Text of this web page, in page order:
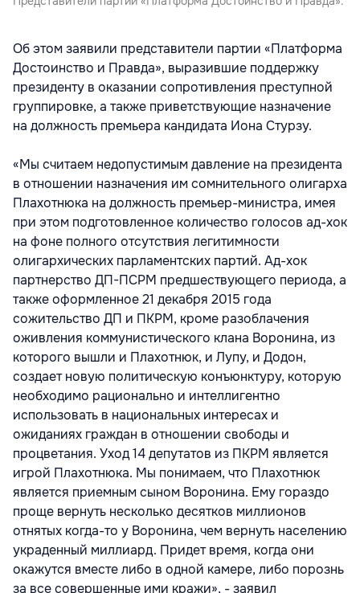
Об этом заявили представители партии «Платформа
Достоинство и Правда», выразившие поддержку
президенту в оказании сопротивления преступной
группировке, а также приветствующие назначение
на должность премьера кандидата Иона Стурзу.
«Мы считаем недопустимым давление на президента
в отношении назначения им сомнительного олигарха
Плахотнюка на должность премьер-министра, имея
при этом подготовленное количество голосов ад-хок
на фоне полного отсутствия легитимности
олигархических парламентских партий. Ад-хок
партнерство ДП-ПСРМ предшествующего периода, а
также оформленное 21 декабря 2015 года
сожительство ДП и ПКРМ, кроме разоблачения
оживления коммунистического клана Воронина, из
которого вышли и Плахотнюк, и Лупу, и Додон,
создает новую политическую конъюнктуру, которую
необходимо рационально и интеллигентно
использовать в национальных интересах и
ожиданиях граждан в отношении свободы и
процветания. Уход 14 депутатов из ПКРМ является
игрой Плахотнюка. Мы понимаем, что Плахотнюк
является приемным сыном Воронина. Ему гораздо
проще вернуть несколько десятков миллионов
отнятых когда-то у Воронина, чем вернуть населению
украденный миллиард. Придет время, когда они
окажутся вместе либо в одной камере, либо порознь
за все совершенные ими кражи», - заявил